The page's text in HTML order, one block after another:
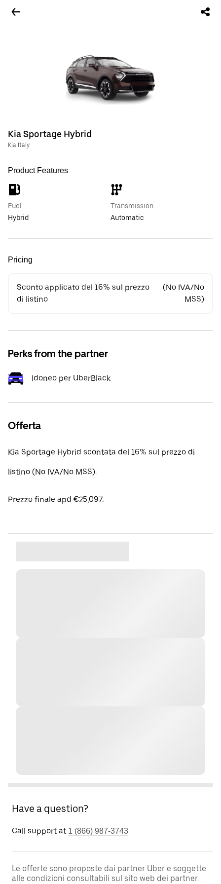
Kia Sportage Hybrid
Kia Italy
Product Features
Fuel
Hybrid
Transmission
Automatic
Pricing
Sconto applicato del 16% sul prezzo
di listino
(No IVA/No
MSS)
Perks from the partner
Idoneo per UberBlack
Offerta
Kia Sportage Hybrid scontata del 16% sul prezzo di
listino (No IVA/No MSS).
Prezzo finale apd €25,097.
Have a question?
Call support at 1 (866) 987-3743
Le offerte sono proposte dai partner Uber e soggette
alle condizioni consultabili sul sito web dei partner.